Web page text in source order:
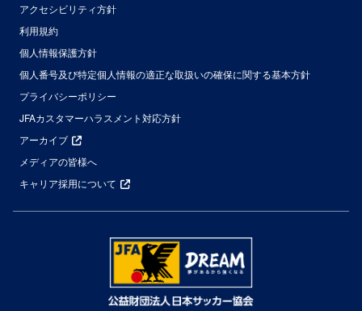
アクセシビリティ方針
利用規約
個人情報保護方針
個人番号及び特定個人情報の適正な取扱いの確保に関する基本方針
プライバシーポリシー
JFAカスタマーハラスメント対応方針
アーカイブ
メディアの皆様へ
キャリア採用について